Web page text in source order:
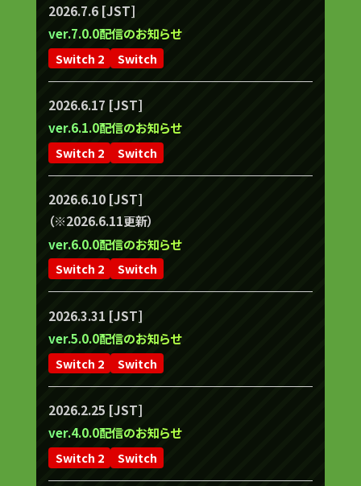
2026.7.6 [JST]
ver.7.0.0配信のお知らせ
Switch 2 Switch
2026.6.17 [JST]
ver.6.1.0配信のお知らせ
Switch 2 Switch
2026.6.10 [JST]
（※2026.6.11更新）
ver.6.0.0配信のお知らせ
Switch 2 Switch
2026.3.31 [JST]
ver.5.0.0配信のお知らせ
Switch 2 Switch
2026.2.25 [JST]
ver.4.0.0配信のお知らせ
Switch 2 Switch